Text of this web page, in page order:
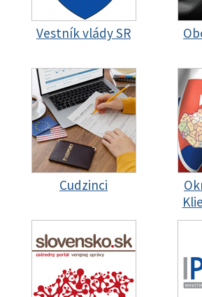
Vestník vlády SR
Cudzinci